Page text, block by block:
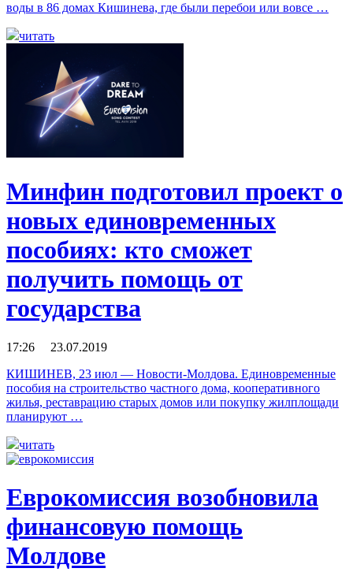
воды в 86 домах Кишинева, где были перебои или вовсе …
читать
Минфин подготовил проект о
новых единовременных
пособиях: кто сможет
получить помощь от
государства
17:26 23.07.2019
КИШИНЕВ, 23 июл — Новости-Молдова. Единовременные
пособия на строительство частного дома, кооперативного
жилья, реставрацию старых домов или покупку жилплощади
планируют …
читать
Еврокомиссия возобновила
финансовую помощь
Молдове